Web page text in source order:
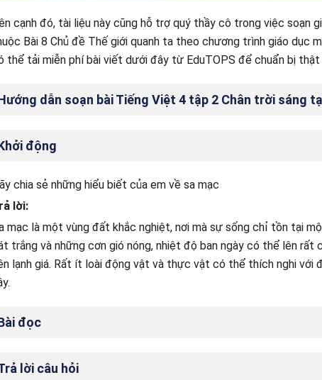
cạnh đó, tài liệu này cũng hỗ trợ quý thầy cô trong việc soạn
Bài 8 Chủ đề Thế giới quanh ta theo chương trình giáo dục
thể tải miễn phí bài viết dưới đây từ EduTOPS để chuẩn bị
dẫn soạn bài Tiếng Việt 4 tập 2 Chân trời sáng
động
chia sẻ những hiểu biết của em về sa mạc
lời:
mạc là một vùng đất khắc nghiệt, nơi mà sự sống chỉ tồn tại
trắng và những cơn gió nóng, nhiệt độ ban ngày có thể lên rất
lạnh giá. Rất ít loài động vật và thực vật có thể thích nghi với
đọc
lời câu hỏi